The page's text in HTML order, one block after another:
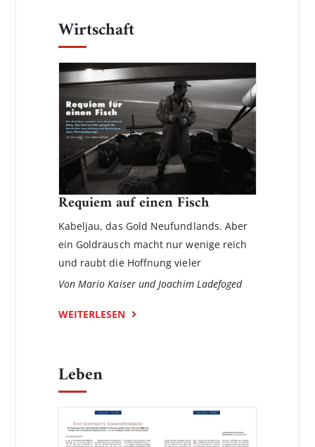
Wirtschaft
Requiem auf einen Fisch
Kabeljau, das Gold Neufundlands. Aber
ein Goldrausch macht nur wenige reich
und raubt die Hoffnung vieler
Von Mario Kaiser und Joachim Ladefoged
WEITERLESEN
Leben